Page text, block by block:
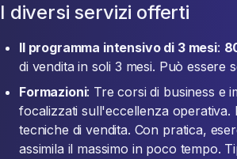
I diversi servizi offerti
Il programma intensivo di 3 mesi:
di vendita in soli 3 mesi. Può essere
Formazioni: Tre corsi di business e
focalizzati sull'eccellenza operativa.
tecniche di vendita. Con pratica,
assimila il massimo in poco tempo.